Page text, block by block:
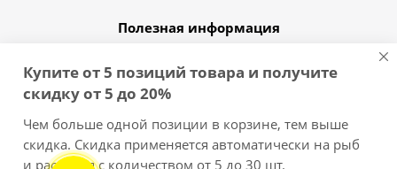
Полезная информация
Вопрос-ответ
8 (812) 454-10-11
Купите от 5 позиций товара и получите
скидку от 5 до 20%
Чем больше одной позиции в корзине, тем выше
скидка. Скидка применяется автоматически на рыб
и растения с количеством от 5 до 30 шт.